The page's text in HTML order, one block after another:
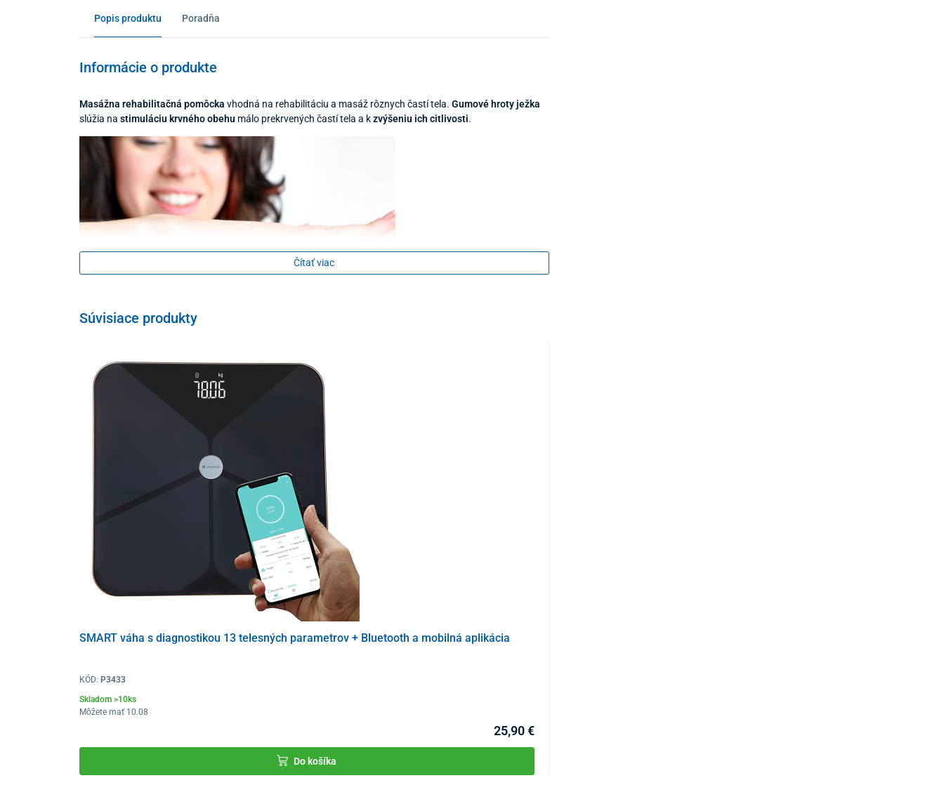
Popis produktu Poradňa
Informácie o produkte
Masážna rehabilitačná pomôcka vhodná na rehabilitáciu a masáž rôznych častí tela. Gumové hroty ježka
slúžia na stimuláciu krvného obehu málo prekrvených častí tela a kzvýšeniu ich citlivosti.
Masážny ježko sa používa naprecvičenie tých partií tela, ktoré si to vyžadujú, napr. ruky, nohy, chrbát a
., najvhodnejšie v čase rekonvalescencie, napr. po vyhojení zlomenín a vykĺbenín.
Čítať viac
Súvisiace produkty
SMART váha s diagnostikou 13 telesných parametrov + Bluetooth a mobilná aplikácia
KÓD: P3433
Skladom >10ks
Môžete mať 10.08
25,90 €
Do košíka